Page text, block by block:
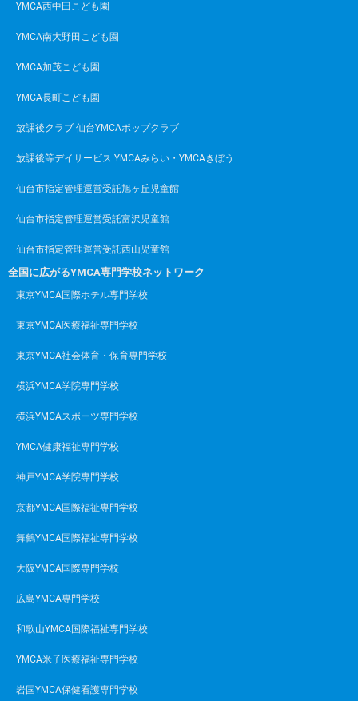
YMCA西中田こども園
YMCA南大野田こども園
YMCA加茂こども園
YMCA長町こども園
放課後クラブ 仙台YMCAポップクラブ
放課後等デイサービス YMCAみらい・YMCAきぼう
仙台市指定管理運営受託旭ヶ丘児童館
仙台市指定管理運営受託富沢児童館
仙台市指定管理運営受託西山児童館
全国に広がるYMCA専門学校ネットワーク
東京YMCA国際ホテル専門学校
東京YMCA医療福祉専門学校
東京YMCA社会体育・保育専門学校
横浜YMCA学院専門学校
横浜YMCAスポーツ専門学校
YMCA健康福祉専門学校
神戸YMCA学院専門学校
京都YMCA国際福祉専門学校
舞鶴YMCA国際福祉専門学校
大阪YMCA国際専門学校
広島YMCA専門学校
和歌山YMCA国際福祉専門学校
YMCA米子医療福祉専門学校
岩国YMCA保健看護専門学校